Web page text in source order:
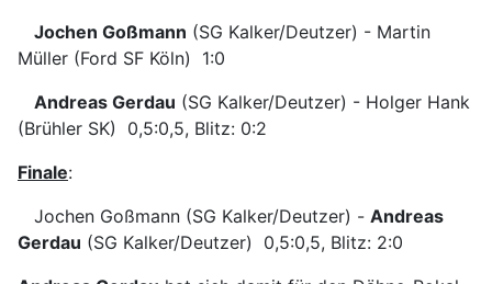
Jochen Goßmann (SG Kalker/Deutzer) - Martin
Müller (Ford SF Köln) 1:0
Andreas Gerdau (SG Kalker/Deutzer) - Holger Hank
(Brühler SK) 0,5:0,5, Blitz: 0:2
Finale:
Jochen Goßmann (SG Kalker/Deutzer) - Andreas
Gerdau (SG Kalker/Deutzer) 0,5:0,5, Blitz: 2:0